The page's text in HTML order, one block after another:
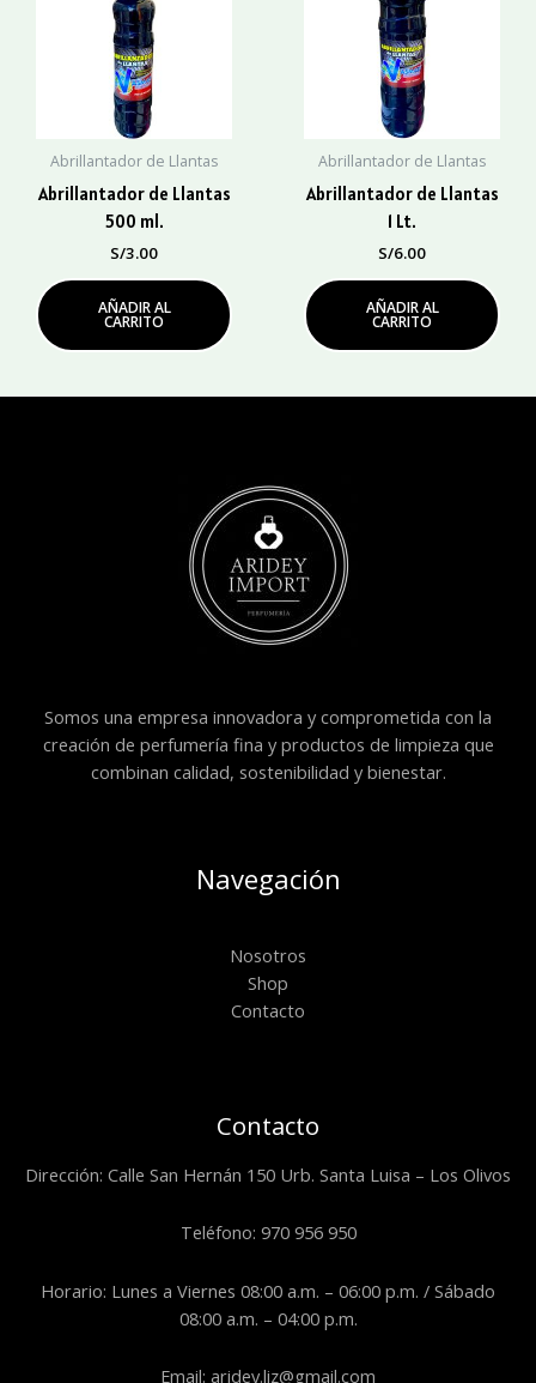
Abrillantador de Llantas
Abrillantador de Llantas
500 ml.
S/3.00
AÑADIR AL
CARRITO
Abrillantador de Llantas
Abrillantador de Llantas
1 Lt.
S/6.00
AÑADIR AL
CARRITO
Somos una empresa innovadora y comprometida con la
creación de perfumería fina y productos de limpieza que
combinan calidad, sostenibilidad y bienestar.
Navegación
Nosotros
Shop
Contacto
Contacto
Dirección: Calle San Hernán 150 Urb. Santa Luisa – Los Olivos
Teléfono: 970 956 950
Horario: Lunes a Viernes 08:00 a.m. – 06:00 p.m. / Sábado
08:00 a.m. – 04:00 p.m.
Email: aridey.liz@gmail.com